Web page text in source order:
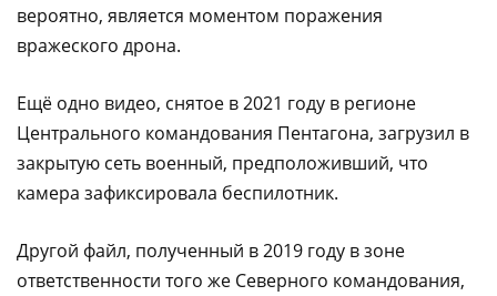
вероятно, является моментом поражения
вражеского дрона.
Ещё одно видео, снятое в 2021 году в регионе
Центрального командования Пентагона, загрузил в
закрытую сеть военный, предположивший, что
камера зафиксировала беспилотник.
Другой файл, полученный в 2019 году в зоне
ответственности того же Северного командования,